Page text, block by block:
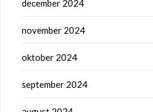
december 2024
november 2024
oktober 2024
september 2024